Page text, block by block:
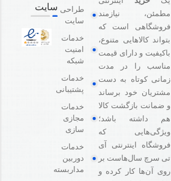
مطمئن، نیازمند
فروشگاهی است که
بتواند کالاهایی متنوع،
باکیفیت و دارای قیمت
مناسب را در مدت
زمانی کوتاه به دست
مشتریان خود برساند
و ضمانت بازگشت کالا
هم داشته باشد؛
ویژگی‌هایی که
فروشگاه اینترنتی آی
تی سرچ سال‌هاست بر
روی آن‌ها کار کرده و
طراحی
سایت
خدمات
امنیت
شبکه
خدمات
پشتیبانی
خدمات
مجازی
سازی
خدمات
دوربین
مداربسته
سایت